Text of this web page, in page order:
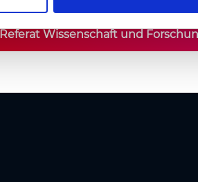
Referat Wissenschaft und